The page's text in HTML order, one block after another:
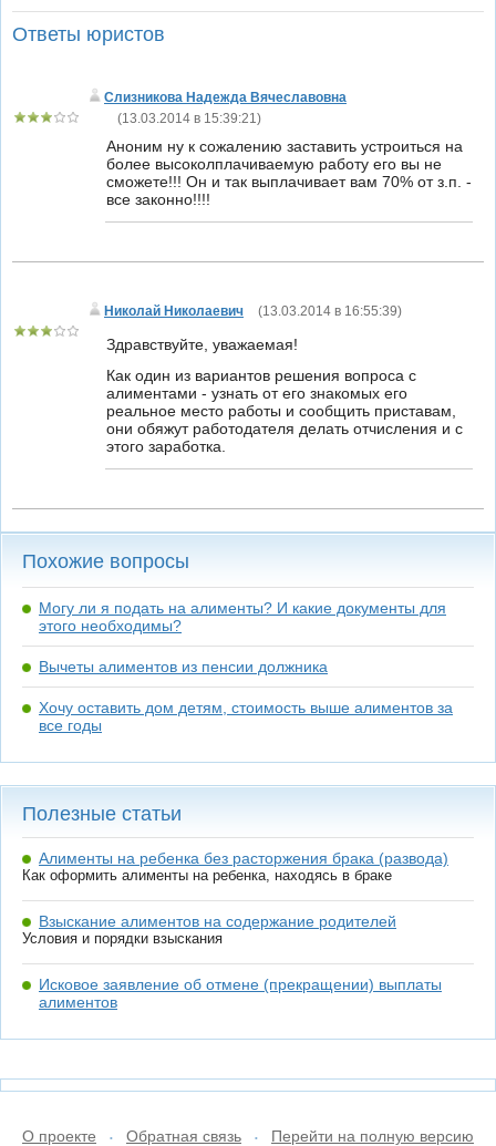
Ответы юристов
Слизникова Надежда Вячеславовна
(13.03.2014 в 15:39:21)
Аноним ну к сожалению заставить устроиться на
более высоколплачиваемую работу его вы не
сможете!!! Он и так выплачивает вам 70% от з.п. -
все законно!!!!
Николай Николаевич (13.03.2014 в 16:55:39)
Здравствуйте, уважаемая!
Как один из вариантов решения вопроса с
алиментами - узнать от его знакомых его
реальное место работы и сообщить приставам,
они обяжут работодателя делать отчисления и с
этого заработка.
Похожие вопросы
Могу ли я подать на алименты? И какие документы для
этого необходимы?
Вычеты алиментов из пенсии должника
Хочу оставить дом детям, стоимость выше алиментов за
все годы
Полезные статьи
Алименты на ребенка без расторжения брака (развода)
Как оформить алименты на ребенка, находясь в браке
Взыскание алиментов на содержание родителей
Условия и порядки взыскания
Исковое заявление об отмене (прекращении) выплаты
алиментов
О проекте • Обратная связь • Перейти на полную версию